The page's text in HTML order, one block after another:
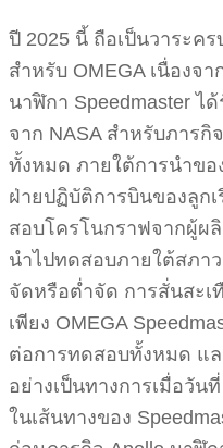
ปี 2025 นี้ ถือเป็นวาระค
สำหรับ OMEGA เนื่องจ
นาฬิกา Speedmaster ไ
จาก NASA สำหรับภาร
ทั้งหมด ภายใต้การนำขอ
ฝ่ายปฏิบัติการบินของลูก
สอบโครโนกราฟจากผู้ผ
นำไปทดสอบภายใต้สภา
จัดหรือต่ำจัด การสั่นสะ
เพียง OMEGA
ต่อการทดสอบทั้งหมด แล
อย่างเป็นทางการเมื่อวัน
ในเส้นทางของ